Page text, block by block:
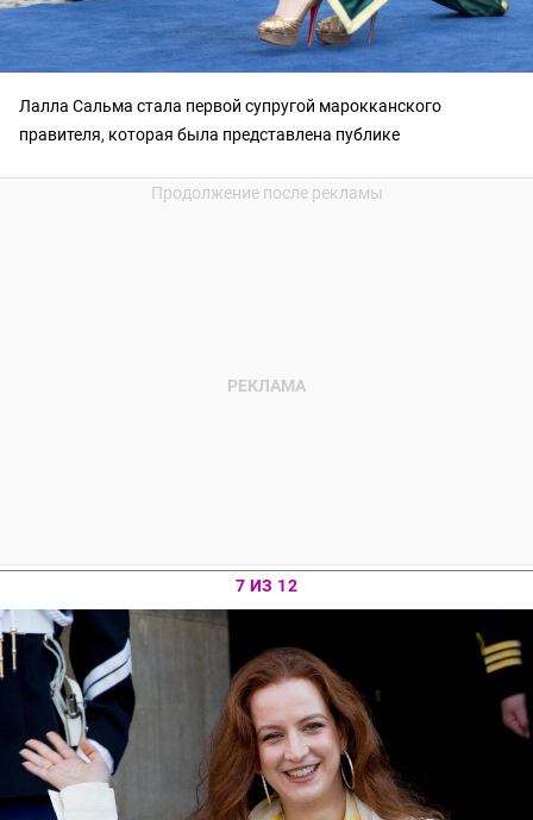
Лалла Сальма стала первой супругой марокканского
правителя, которая была представлена публике
7 ИЗ 12